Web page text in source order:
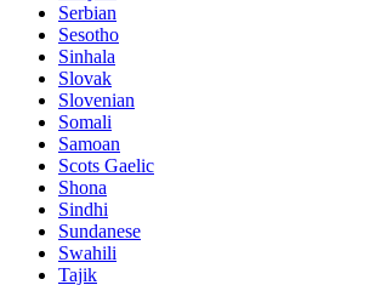
Serbian
Sesotho
Sinhala
Slovak
Slovenian
Somali
Samoan
Scots Gaelic
Shona
Sindhi
Sundanese
Swahili
Tajik